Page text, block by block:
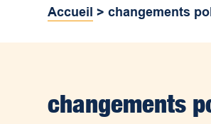
Accueil >changements
changements